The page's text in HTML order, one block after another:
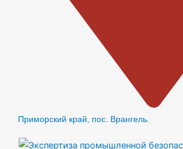
Приморский край, пос. Врангель.